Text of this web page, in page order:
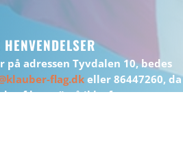
på adressen Tyvdalen 10, bedes
flag.dk eller 86447260, da
af huset”, gå ikke forgæves.